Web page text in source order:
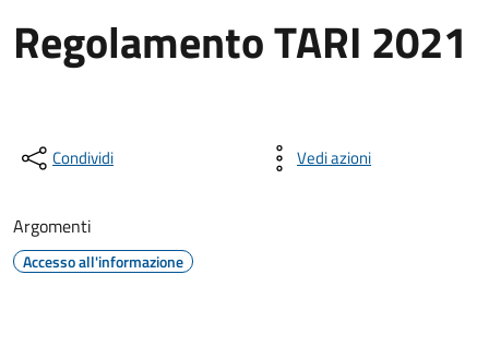
Regolamento TARI 2021
Condividi Vedi azioni
Argomenti
Accesso all'informazione